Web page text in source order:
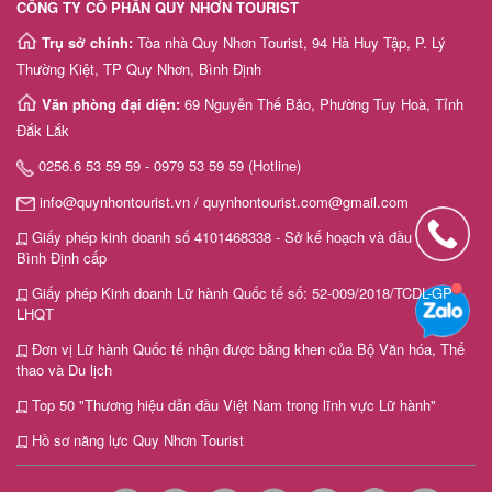
CÔNG TY CỔ PHẦN QUY NHƠN TOURIST
Trụ sở chính: Tòa nhà Quy Nhơn Tourist, 94 Hà Huy Tập, P. Lý
Thường Kiệt, TP Quy Nhơn, Bình Định
Văn phòng đại diện: 69 Nguyễn Thế Bảo, Phường Tuy Hoà, Tỉnh
Đắk Lắk
0256.6 53 59 59 - 0979 53 59 59 (Hotline)
info@quynhontourist.vn / quynhontourist.com@gmail.com
Giấy phép kinh doanh số 4101468338 - Sở kế hoạch và đầu tư tỉnh
Bình Định cấp
Giấy phép Kinh doanh Lữ hành Quốc tế số: 52-009/2018/TCDL-GP
LHQT
Đơn vị Lữ hành Quốc tế nhận được bằng khen của Bộ Văn hóa, Thể
thao và Du lịch
Top 50 "Thương hiệu dẫn đầu Việt Nam trong lĩnh vực Lữ hành"
Hồ sơ năng lực Quy Nhơn Tourist